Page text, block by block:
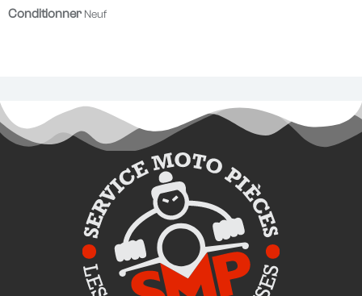
Conditionner Neuf